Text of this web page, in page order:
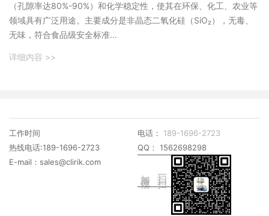
（孔隙率达80%-90%）和化学稳定性，使其在环保、化工、农业等
领域具有广泛用途。主要成分是非晶态二氧化硅（SiO₂），无毒、
无味，符合食品级安全标准...
详细内容 >>
工作时间
热线电话:189-1696-2723
电话： 189-1696-2723
QQ： 1562698298
E-mail：sales@clirik.com